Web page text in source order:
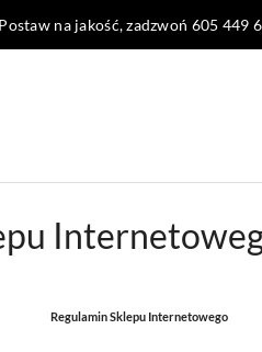
Postaw na jakość, zadzwoń 605 449
Regulamin Sklepu Internetowego